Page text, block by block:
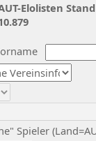
Spieler
Elolisten